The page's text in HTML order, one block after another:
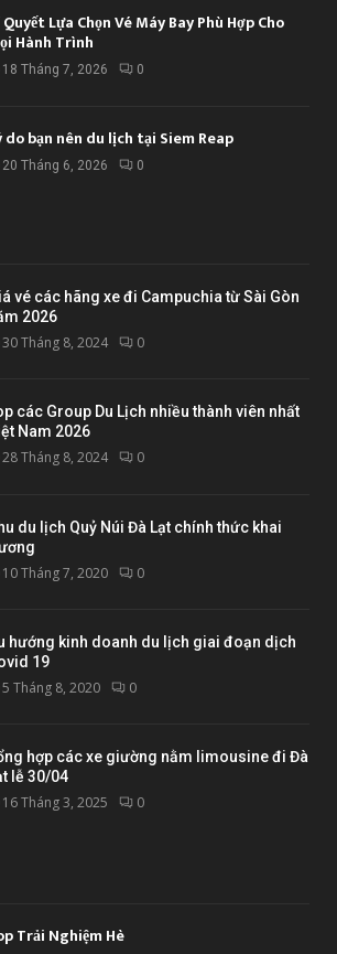
Quyết Lựa Chọn Vé Máy Bay Phù Hợp Cho
Hành Trình
18 Tháng 7, 2026 0
do bạn nên du lịch tại Siem Reap
20 Tháng 6, 2026 0
vé các hãng xe đi Campuchia từ Sài Gòn
2026
30 Tháng 8, 2024 0
các Group Du Lịch nhiều thành viên nhất
Nam 2026
28 Tháng 8, 2024 0
du lịch Quỷ Núi Đà Lạt chính thức khai
10 Tháng 7, 2020 0
hướng kinh doanh du lịch giai đoạn dịch
19
5 Tháng 8, 2020 0
hợp các xe giường nằm limousine đi Đà
lễ 30/04
16 Tháng 3, 2025 0
Trải Nghiệm Hè